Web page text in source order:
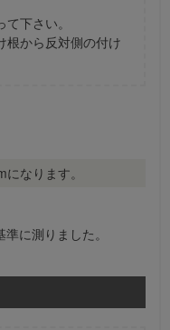
下さい。
根から反対側の付け
になります。
に測りました。